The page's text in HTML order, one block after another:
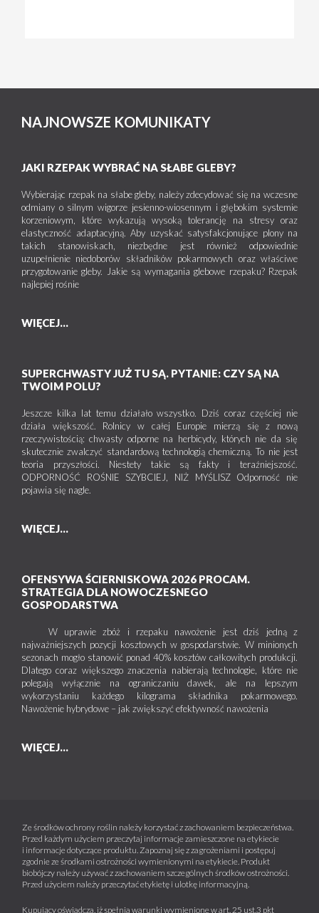
NAJNOWSZE KOMUNIKATY
JAKI RZEPAK WYBRAĆ NA SŁABE GLEBY?
Wybierając rzepak na słabe gleby, należy zdecydować się na wczesne
odmiany o silnym wigorze jesienno-wiosennym i głębokim systemie
korzeniowym, które wykazują wysoką tolerancję na stresy oraz
elastyczność adaptacyjną. Aby uzyskać satysfakcjonujące plony na
takich stanowiskach, niezbędne jest również odpowiednie
uzupełnienie niedoborów składników pokarmowych oraz właściwe
przygotowanie gleby. Jakie są wymagania glebowe rzepaku? Rzepak
najlepiej rośnie
WIĘCEJ...
SUPERCHWASTY JUŻ TU SĄ. PYTANIE: CZY SĄ NA
TWOIM POLU?
Jeszcze kilka lat temu działało wszystko. Dziś coraz częściej nie
działa większość. Rolnicy w całej Europie mierzą się z nową
rzeczywistością: chwasty odporne na herbicydy, których nie da się
skutecznie zwalczyć standardową technologią chemiczną. To nie jest
teoria przyszłości. Niestety takie są fakty i teraźniejszość.
ODPORNOŚĆ ROŚNIE SZYBCIEJ, NIŻ MYŚLISZ Odporność nie
pojawia się nagle.
WIĘCEJ...
OFENSYWA ŚCIERNISKOWA 2026 PROCAM.
STRATEGIA DLA NOWOCZESNEGO
GOSPODARSTWA
W uprawie zbóż i rzepaku nawożenie jest dziś jedną z
najważniejszych pozycji kosztowych w gospodarstwie. W minionych
sezonach mogło stanowić ponad 40% kosztów całkowitych produkcji.
Dlatego coraz większego znaczenia nabierają technologie, które nie
polegają wyłącznie na ograniczaniu dawek, ale na lepszym
wykorzystaniu każdego kilograma składnika pokarmowego.
Nawożenie hybrydowe – jak zwiększyć efektywność nawożenia
WIĘCEJ...
Ze środków ochrony roślin należy korzystać z zachowaniem bezpieczeństwa.
Przed każdym użyciem przeczytaj informacje zamieszczone na etykiecie
i informacje dotyczące produktu. Zapoznaj się z zagrożeniami i postępuj
zgodnie ze środkami ostrożności wymienionymi na etykiecie. Produkt
biobójczy należy używać z zachowaniem szczególnych środków ostrożności.
Przed użyciem należy przeczytać etykietę i ulotkę informacyjną.
Kupujący oświadcza, iż spełnia warunki wymienione w art. 25 ust.3 pkt